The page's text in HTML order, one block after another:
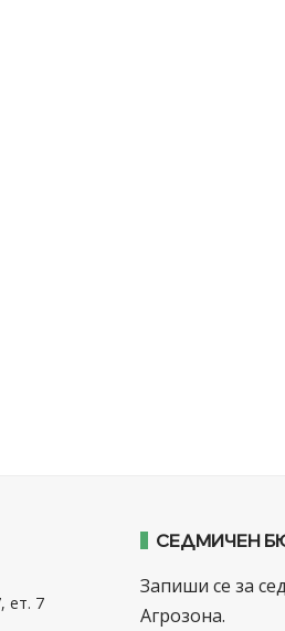
ет. 7
СЕДМИЧЕН
Запиши се за
Агрозона.